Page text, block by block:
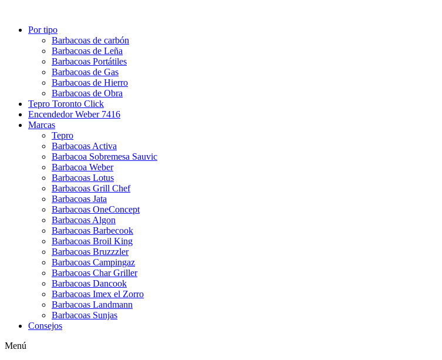
Por tipo
Barbacoas de carbón
Barbacoas de Leña
Barbacoas Portátiles
Barbacoas de Gas
Barbacoas de Hierro
Barbacoas de Obra
Tepro Toronto Click
Encendedor Weber 7416
Marcas
Tepro
Barbacoas Activa
Barbacoa Sobremesa Sauvic
Barbacoa Weber
Barbacoas Lotus
Barbacoas Grill Chef
Barbacoas Jata
Barbacoas OneConcept
Barbacoas Algon
Barbacoas Barbecook
Barbacoas Broil King
Barbacoas Bruzzzler
Barbacoas Campingaz
Barbacoas Char Griller
Barbacoas Dancook
Barbacoas Imex el Zorro
Barbacoas Landmann
Barbacoas Sunjas
Consejos
Menú